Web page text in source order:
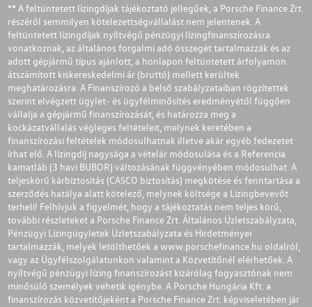
** A feltüntetett lízingdíjak tájékoztató jellegűek, a Porsche Finance Zrt.
részéről semmilyen kötelezettségvállalást nem jelentenek. A
feltüntetett lízingdíjak nyíltvégű pénzügyi lízingfinanszírozásra
vonatkoznak, az általános forgalmi adó összegét tartalmazzák és az
adott gépjármű típus ajánlott, a honlapon feltüntetett árfolyamon
átszámított kiskereskedelmi ár (bruttó) mellett kerültek
meghatározásra. A Finanszírozó a belső szabályzataiban rögzítettek
szerint elvégzett ügylet- és ügyfélminősítés eredményétől függően
vállalja a gépjármű finanszírozását, és határozza meg a
kockázatvállalás végleges feltételeit, melynek keretében a
finanszírozási feltételek módosulhatnak illetve akár egyéb fedezetet
írhat elő. A lízingdíj nagysága a vételár módosulása és a Referencia
kamatláb (3 havi BUBOR) változásának függvényében módosulhat. A
teljeskörű kárbiztosítás (CASCO biztosítás) megkötése és fenntartása a
szerződés hatálya alatt kötelező, melynek költsége a Lízingbevevőt
terheli! Felhívjuk a figyelmét, hogy a tájékoztatás nem teljes körű,
további részleteket a Porsche Finance Zrt. Általános Üzletszabályzata,
Pénzügyi Lízingügyletek Üzletszabályzata és Hirdetményei
tartalmazzák, melyek letölthetőek a www.porschefinance.hu oldalról,
vagy az Ügyfélszolgálatunkon valamint a Közvetítőnél elérhetőek. A
nyíltvégű pénzügyi lízing finanszírozást kizárólag fogyasztónak nem
minősülő személyek vehetik igénybe. A Porsche Hungária Kft. a
finanszírozás közvetítőjeként a Porsche Finance Zrt. képviseletében jár